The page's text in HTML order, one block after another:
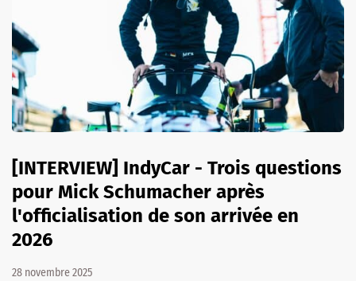
[INTERVIEW] IndyCar - Trois questions
pour Mick Schumacher après
l'officialisation de son arrivée en
2026
28 novembre 2025